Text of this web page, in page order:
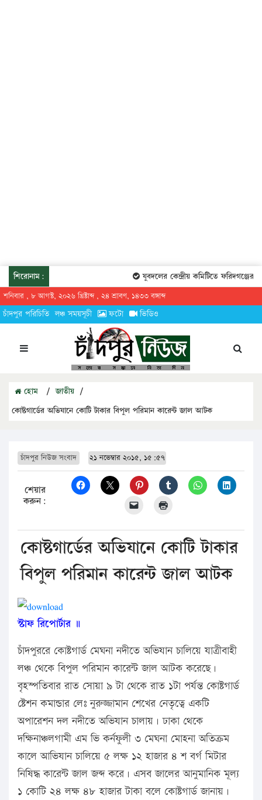
শিরোনাম: যুবদলের কেন্দ্রীয় কমিটিতে ফরিদগঞ্জের
শনিবার , ৮ আগস্ট, ২০২৬ খ্রিষ্টাব্দ , ২৪ শ্রাবণ, ১৪৩৩ বঙ্গাব্দ
চাঁদপুর পরিচিতি লঞ্চ সময়সূচী ফটো ভিডিও
হোম / জাতীয় /
কোষ্টগার্ডের অভিযানে কোটি টাকার বিপুল পরিমান কারেন্ট জাল আটক
চাঁদপুর নিউজ সংবাদ ২১ নভেম্বার ২০১৫, ১৫:৫৭
শেয়ার
করুন:
কোষ্টগার্ডের অভিযানে কোটি টাকার
বিপুল পরিমান কারেন্ট জাল আটক
স্টাফ রিপোর্টার ॥
চাঁদপুররে কোষ্টগার্ড মেঘনা নদীতে অভিযান চালিয়ে যাত্রীবাহী
লঞ্চ থেকে বিপুল পরিমান কারেন্ট জাল আটক করেছে।
বৃহস্পতিবার রাত সোয়া ৯ টা থেকে রাত ১টা পর্যন্ত কোষ্টগার্ড
ষ্টেশন কমান্ডার লেঃ নুরুজ্জামান শেখের নেতৃত্বে একটি
অপারেশন দল নদীতে অভিযান চালায়। ঢাকা থেকে
দক্ষিনাঞ্চলগামী এম ভি কর্নফুলী ৩ মেঘনা মোহনা অতিক্রম
কালে আভিযান চালিয়ে ৫ লক্ষ ১২ হাজার ৪ শ বর্গ মিটার
নিষিদ্ধ কারেন্ট জাল জব্দ করে। এসব জালের আনুমানিক মূল্য
১ কোটি ২৪ লক্ষ ৪৮ হাজার টাকা বলে কোষ্টগার্ড জানায়।